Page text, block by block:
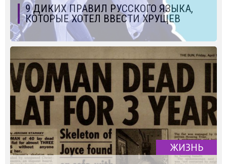
9 ДИКИХ ПРАВИЛ РУССКОГО ЯЗЫКА,
КОТОРЫЕ ХОТЕЛ ВВЕСТИ ХРУЩЕВ
ЖИЗНЬ